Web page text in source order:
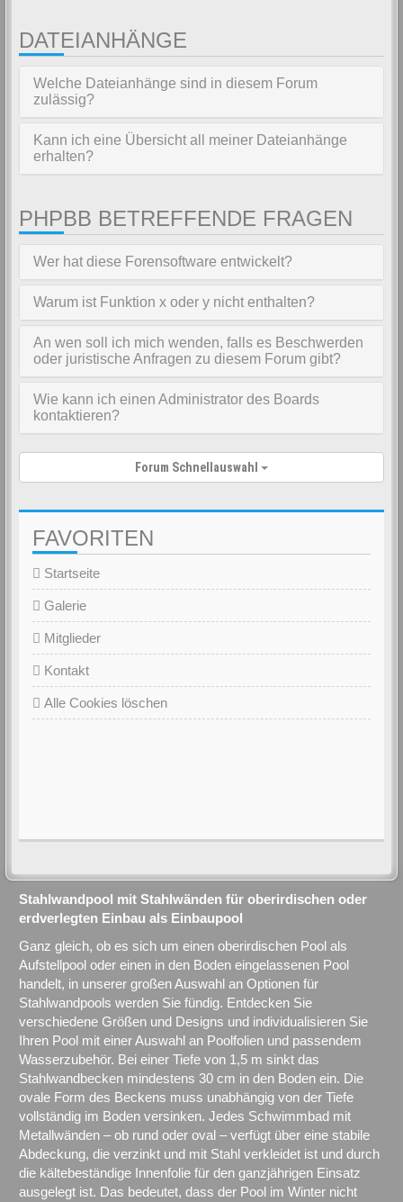
DATEIANHÄNGE
Welche Dateianhänge sind in diesem Forum
zulässig?
Kann ich eine Übersicht all meiner Dateianhänge
erhalten?
PHPBB BETREFFENDE FRAGEN
Wer hat diese Forensoftware entwickelt?
Warum ist Funktion x oder y nicht enthalten?
An wen soll ich mich wenden, falls es Beschwerden
oder juristische Anfragen zu diesem Forum gibt?
Wie kann ich einen Administrator des Boards
kontaktieren?
Forum Schnellauswahl
FAVORITEN
Startseite
Galerie
Mitglieder
Kontakt
Alle Cookies löschen
Stahlwandpool mit Stahlwänden für oberirdischen oder
erdverlegten Einbau als Einbaupool
Ganz gleich, ob es sich um einen oberirdischen Pool als
Aufstellpool oder einen in den Boden eingelassenen Pool
handelt, in unserer großen Auswahl an Optionen für
Stahlwandpools werden Sie fündig. Entdecken Sie
verschiedene Größen und Designs und individualisieren Sie
Ihren Pool mit einer Auswahl an Poolfolien und passendem
Wasserzubehör. Bei einer Tiefe von 1,5 m sinkt das
Stahlwandbecken mindestens 30 cm in den Boden ein. Die
ovale Form des Beckens muss unabhängig von der Tiefe
vollständig im Boden versinken. Jedes Schwimmbad mit
Metallwänden – ob rund oder oval – verfügt über eine stabile
Abdeckung, die verzinkt und mit Stahl verkleidet ist und durch
die kältebeständige Innenfolie für den ganzjährigen Einsatz
ausgelegt ist. Das bedeutet, dass der Pool im Winter nicht